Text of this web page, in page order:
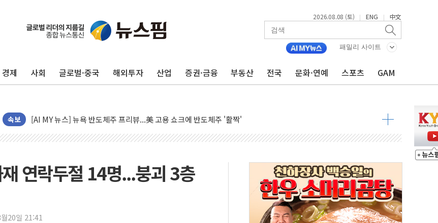
2026.08.08 (토) | ENG | 中文
패밀리 사이트
경제 사회 글로벌·중국 해외투자 산업 증권·금융 부동산 전국 문화·연예 스포츠 GAM
속보
유럽증시, 美 고용 예상 밖 부진에 연준 금리 인상 가능성 낮아지며 상승… STOXX 600 지수는 나흘 연속 최고치
미 연준 매파 기세 꺾이나…고용 감소에 9월 동결 전망 우세
[종합] 이슬람 수니파 3국, '공동방위협정' 체결… 이스라엘·이란 위협에 맞설 자체 억지력 강화
美 항소법원, 백악관 무도회장 공사 중단 명령…트럼프 제동
이란 핵심 원유 수출항 '하르그섬', 최근 1주일 이상 '올스톱'… 美 해상봉쇄 영향
[AI MY 뉴스] 뉴욕 반도체주 프리뷰...美 고용 쇼크에 반도체주 '활짝'
뉴욕증시 프리뷰, 美 고용 쇼크에 금리 인상 우려 후퇴…나스닥 선물 1%대 상승
[사진] 이슬람 수니파 3개국, 공동방위협정 체결
뉴욕증시 개장 전 특징주...아틀라시안·클라우드플레어·태양광주↑ VS 트레이드데스크·웬디스↓
연락두절 14명...붕괴 3층
20일 21:41